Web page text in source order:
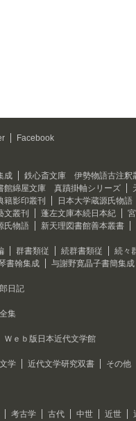
Facebook
成
鉄心斎文庫 伊勢物語古注釈
館綿屋文庫 真蹟掛軸シリーズ
籍影印叢刊
日本大学蔵源氏物語
文叢刊 蓬左文庫本続日本紀
氏物語
新天理図書館善本叢書
群書類従 続群書類従
続々
書翰集成
与謝野寛晶子書簡集成
日記
集
Ｗｅｂ版日本近代文学館
学 近代文学研究双書
その他
考古学 古代 中世 近世